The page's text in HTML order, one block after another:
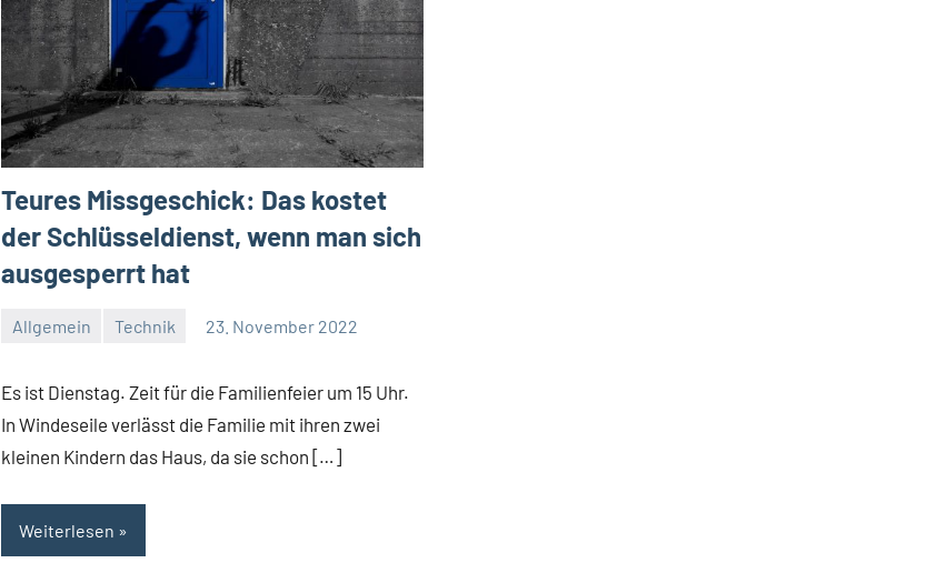
Teures Missgeschick: Das kostet
der Schlüsseldienst, wenn man sich
ausgesperrt hat
Allgemein Technik 23. November 2022
Redaktion
Keine
Es ist Dienstag. Zeit für die Familienfeier um 15 Uhr.
In Windeseile verlässt die Familie mit ihren zwei
kleinen Kindern das Haus, da sie schon […]
Weiterlesen